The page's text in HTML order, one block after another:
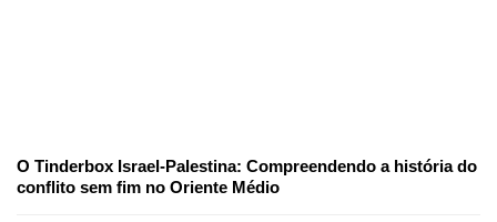
O Tinderbox Israel-Palestina: Compreendendo a história do
conflito sem fim no Oriente Médio